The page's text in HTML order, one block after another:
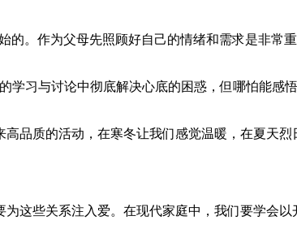
的。作为父母先照顾好自己的情绪和需求是非常
习与讨论中彻底解决心底的困惑，但哪怕能感
品质的活动，在寒冬让我们感觉温暖，在夏天
这些关系注入爱。在现代家庭中，我们要学会以